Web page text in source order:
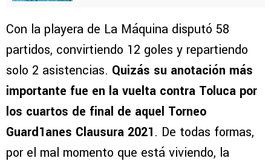
Con la playera de La Máquina disputó 58
partidos, convirtiendo 12 goles y repartiendo
solo 2 asistencias. Quizás su anotación más
importante fue en la vuelta contra Toluca por
los cuartos de final de aquel Torneo
Guard1anes Clausura 2021. De todas formas,
por el mal momento que está viviendo, la